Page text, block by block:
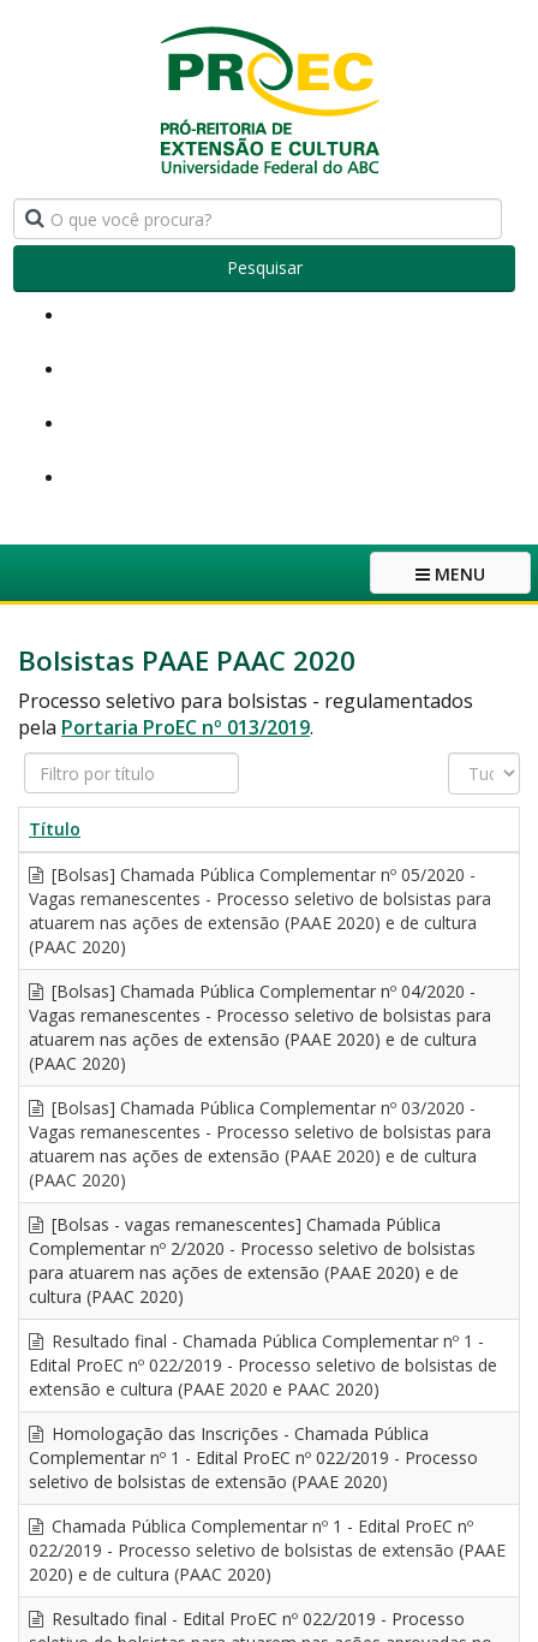
Pesquisar
MENU
Bolsistas PAAE PAAC 2020
Processo seletivo para bolsistas - regulamentados
pela Portaria ProEC nº 013/2019.
Filtro
por
título
Exibir
#
Título
[Bolsas] Chamada Pública Complementar nº 05/2020 -
Vagas remanescentes - Processo seletivo de bolsistas para
atuarem nas ações de extensão (PAAE 2020) e de cultura
(PAAC 2020)
[Bolsas] Chamada Pública Complementar nº 04/2020 -
Vagas remanescentes - Processo seletivo de bolsistas para
atuarem nas ações de extensão (PAAE 2020) e de cultura
(PAAC 2020)
[Bolsas] Chamada Pública Complementar nº 03/2020 -
Vagas remanescentes - Processo seletivo de bolsistas para
atuarem nas ações de extensão (PAAE 2020) e de cultura
(PAAC 2020)
[Bolsas - vagas remanescentes] Chamada Pública
Complementar nº 2/2020 - Processo seletivo de bolsistas
para atuarem nas ações de extensão (PAAE 2020) e de
cultura (PAAC 2020)
Resultado final - Chamada Pública Complementar nº 1 -
Edital ProEC nº 022/2019 - Processo seletivo de bolsistas de
extensão e cultura (PAAE 2020 e PAAC 2020)
Homologação das Inscrições - Chamada Pública
Complementar nº 1 - Edital ProEC nº 022/2019 - Processo
seletivo de bolsistas de extensão (PAAE 2020)
Chamada Pública Complementar nº 1 - Edital ProEC nº
022/2019 - Processo seletivo de bolsistas de extensão (PAAE
2020) e de cultura (PAAC 2020)
Resultado final - Edital ProEC nº 022/2019 - Processo